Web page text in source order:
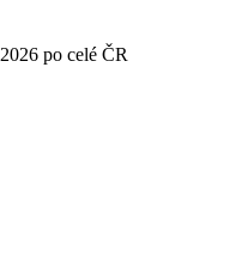
po celé ČR